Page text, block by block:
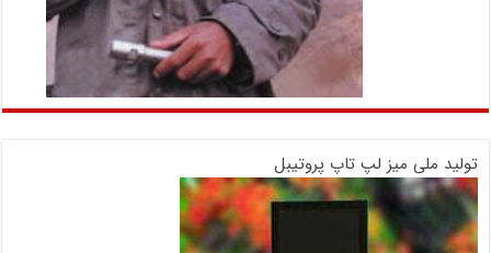
تولید ملی میز لپ تاپ پروتیبل